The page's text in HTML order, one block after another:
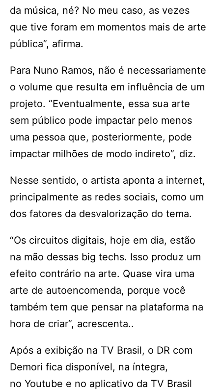
da música, né? No meu caso, as vezes
que tive foram em momentos mais de arte
pública”, afirma.
Para Nuno Ramos, não é necessariamente
o volume que resulta em influência de um
projeto. “Eventualmente, essa sua arte
sem público pode impactar pelo menos
uma pessoa que, posteriormente, pode
impactar milhões de modo indireto”, diz.
Nesse sentido, o artista aponta a internet,
principalmente as redes sociais, como um
dos fatores da desvalorização do tema.
“Os circuitos digitais, hoje em dia, estão
na mão dessas big techs. Isso produz um
efeito contrário na arte. Quase vira uma
arte de autoencomenda, porque você
também tem que pensar na plataforma na
hora de criar”, acrescenta..
Após a exibição na TV Brasil, o DR com
Demori fica disponível, na íntegra,
no Youtube e no aplicativo da TV Brasil